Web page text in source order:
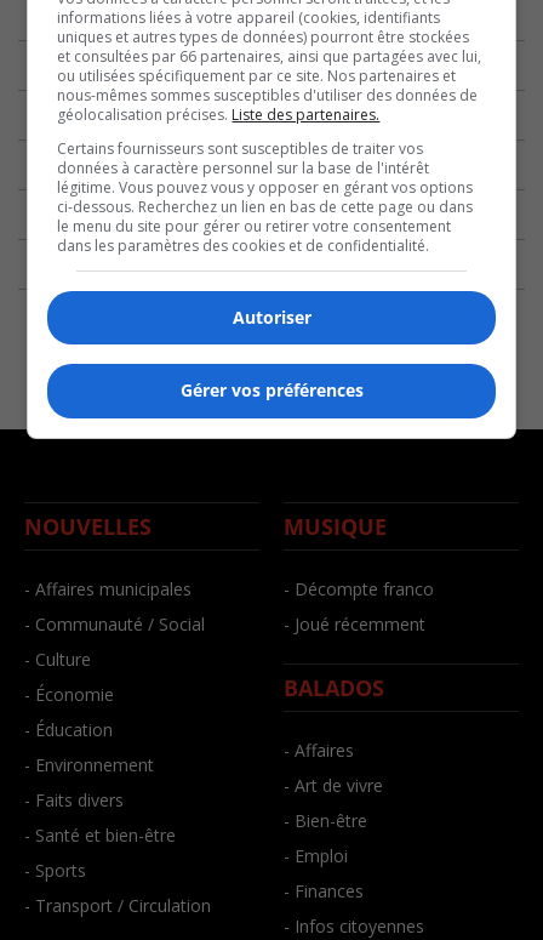
NOUVELLES
- Affaires municipales
- Communauté / Social
- Culture
- Économie
- Éducation
- Environnement
- Faits divers
- Santé et bien-être
- Sports
- Transport / Circulation
MUSIQUE
- Décompte franco
- Joué récemment
BALADOS
- Affaires
- Art de vivre
- Bien-être
- Emploi
- Finances
- Infos citoyennes
informations liées à votre appareil (cookies, identifiants
uniques et autres types de données) pourront être stockées
et consultées par 66 partenaires, ainsi que partagées avec lui,
ou utilisées spécifiquement par ce site. Nos partenaires et
nous-mêmes sommes susceptibles d'utiliser des données de
géolocalisation précises. Liste des partenaires.
Certains fournisseurs sont susceptibles de traiter vos
données à caractère personnel sur la base de l'intérêt
légitime. Vous pouvez vous y opposer en gérant vos options
ci-dessous. Recherchez un lien en bas de cette page ou dans
le menu du site pour gérer ou retirer votre consentement
dans les paramètres des cookies et de confidentialité.
Autoriser
Gérer vos préférences